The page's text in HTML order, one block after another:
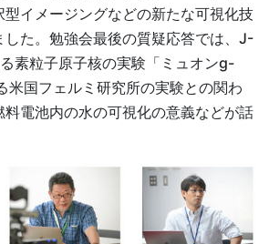
型イメージングなどの新たな可視化技
した。勉強会最後の質疑応答では、J-
素粒子原子核の実験「ミュオンg-
米国フェルミ研究所の実験との関わ
料電池内の水の可視化の意義などが話